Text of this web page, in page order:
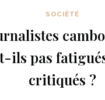
SOCIÉTÉ
ils pas
critiqués ?